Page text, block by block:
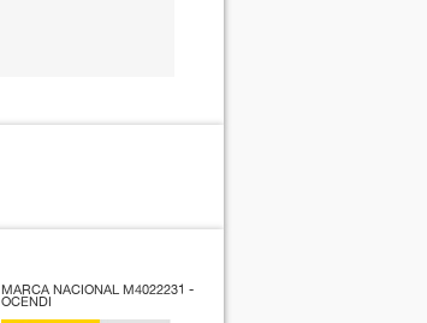
MARCA NACIONAL M4022231 -
OCENDI